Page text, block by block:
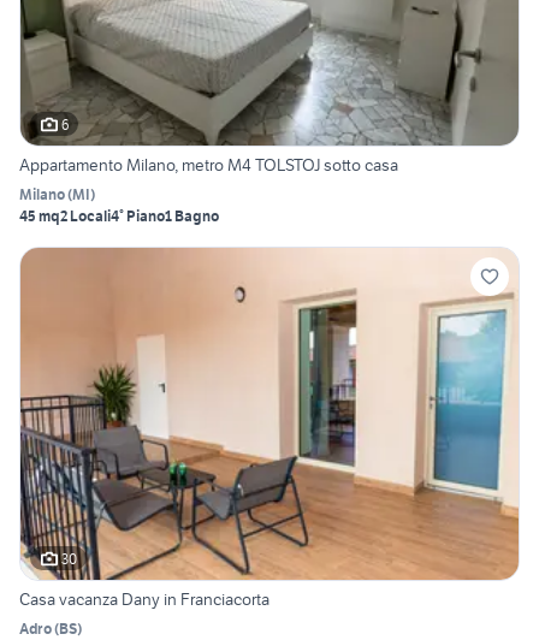
6
Appartamento Milano, metro M4 TOLSTOJ sotto casa
Milano(MI)
45 mq2 Locali4° Piano1 Bagno
30
Casa vacanza Dany in Franciacorta
Adro(BS)